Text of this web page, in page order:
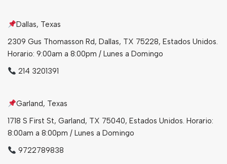
Dallas, Texas
2309 Gus Thomasson Rd, Dallas, TX 75228, Estados Unidos.
Horario: 9:00am a 8:00pm / Lunes a Domingo
214 3201391
Garland, Texas
1718 S First St, Garland, TX 75040, Estados Unidos. Horario:
8:00am a 8:00pm / Lunes a Domingo
9722789838